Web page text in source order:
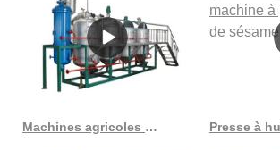
Machines agricoles machines de traitement de l’huile de son de riz au Costa Rica